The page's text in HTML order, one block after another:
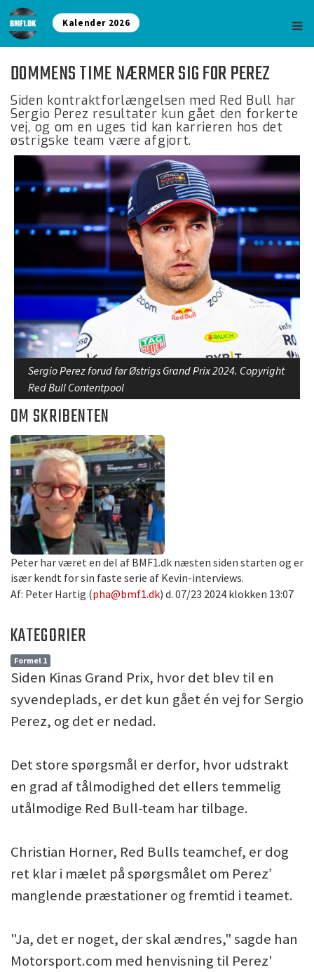
Kalender 2026
DOMMENS TIME NÆRMER SIG FOR PEREZ
Siden kontraktforlængelsen med Red Bull har
Sergio Perez resultater kun gået den forkerte
vej, og om en uges tid kan karrieren hos det
østrigske team være afgjort.
Sergio Perez forud før Østrigs Grand Prix 2024. Copyright
Red Bull Contentpool
OM SKRIBENTEN
Peter har været en del af BMF1.dk næsten siden starten og er
især kendt for sin faste serie af Kevin-interviews.
Af: Peter Hartig (pha@bmf1.dk) d. 07/23 2024 klokken 13:07
KATEGORIER
Formel 1
Siden Kinas Grand Prix, hvor det blev til en
syvendeplads, er det kun gået én vej for Sergio
Perez, og det er nedad.
Det store spørgsmål er derfor, hvor udstrakt
en grad af tålmodighed det ellers temmelig
utålmodige Red Bull-team har tilbage.
Christian Horner, Red Bulls teamchef, er dog
ret klar i mælet på spørgsmålet om Perez’
manglende præstationer og fremtid i teamet.
"Ja, det er noget, der skal ændres," sagde han
Motorsport.com med henvisning til Perez'